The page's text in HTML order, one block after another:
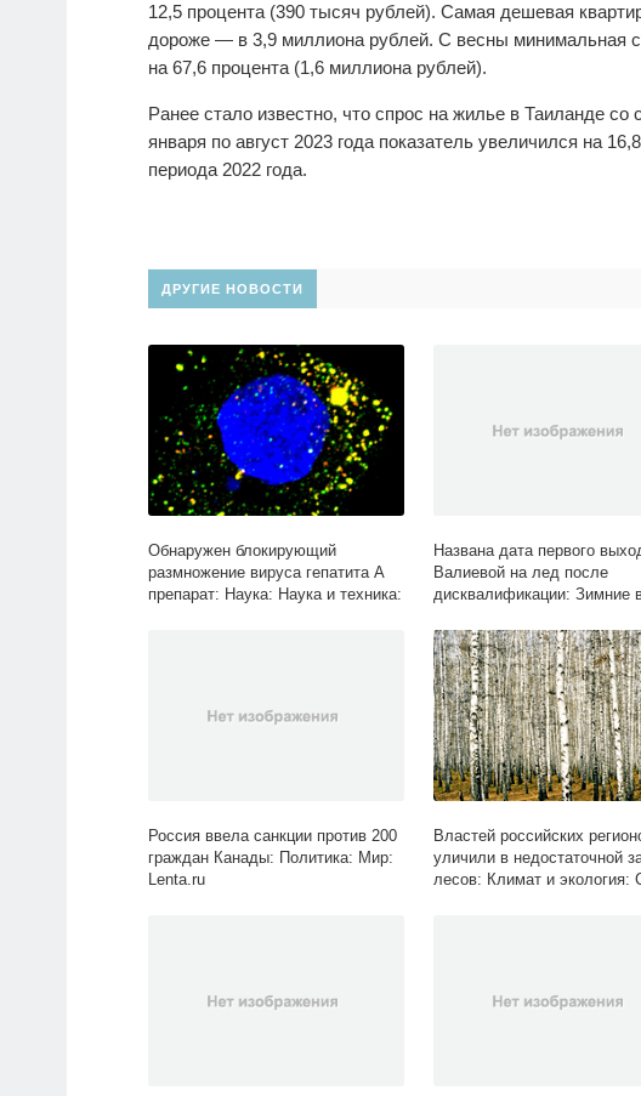
12,5 процента (390 тысяч рублей). Самая дешевая
дороже — в 3,9 миллиона рублей. С весны минимальная
на 67,6 процента (1,6 миллиона рублей).
Ранее стало известно, что спрос на жилье в Таиланде
января по август 2023 года показатель увеличился на
периода 2022 года.
ДРУГИЕ НОВОСТИ
Обнаружен блокирующий
размножение вируса гепатита А
препарат: Наука: Наука и техника:
Названа дата первого
Валиевой на лед после
дисквалификации: Зимние
Россия ввела санкции против 200
граждан Канады: Политика: Мир:
Lenta.ru
Властей российских
уличили в недостаточной
лесов: Климат и экология: